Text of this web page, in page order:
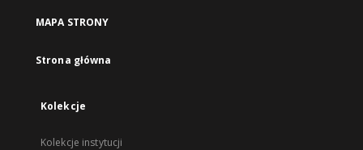
MAPA STRONY
Strona główna
Kolekcje
Kolekcje instytucji